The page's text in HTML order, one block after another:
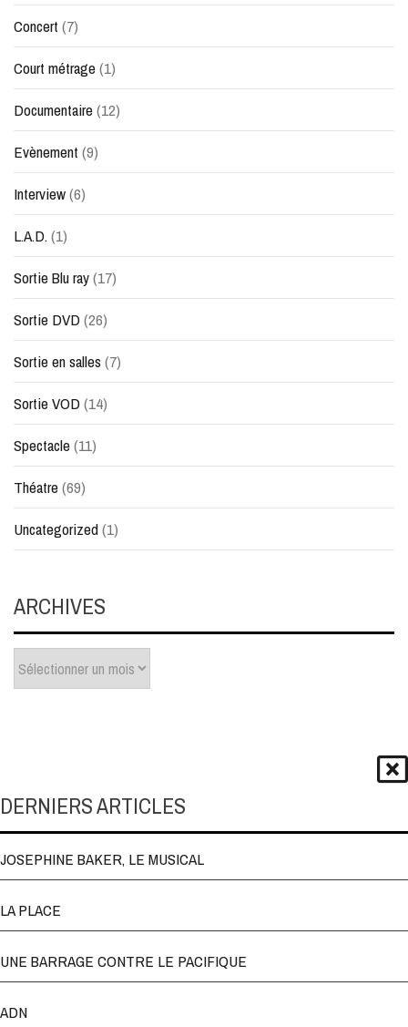
Concert (7)
Court métrage(1)
Documentaire(12)
Evènement (9)
Interview(6)
L.A.D.(1)
Sortie Blu ray(17)
Sortie DVD(26)
Sortie en salles(7)
Sortie VOD(14)
Spectacle(11)
Théatre(69)
Uncategorized(1)
ARCHIVES
DERNIERS ARTICLES
JOSEPHINE BAKER, LE MUSICAL
LA PLACE
UNE BARRAGE CONTRE LE PACIFIQUE
ADN